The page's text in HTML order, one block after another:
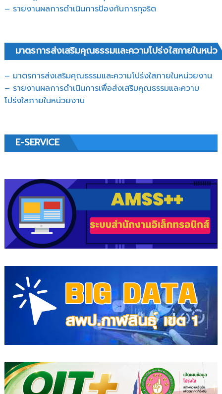
– รายงานผลการดำเนินการป้องกันการทุจริต
มาตรการส่งเสริมคุณธรรมและความโปร่งใสภายในหน่ว
– มาตรการส่งเสริมคุณธรรมและความโปร่งใสภายในหน่วยงาน
– รายงานผลการดำเนินการเพื่อส่งเสริมคุณธรรมและความ
โปร่งใสภายในหน่วยงาน
E-SERVICE